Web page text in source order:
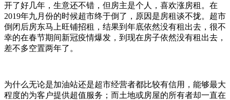
开了好几年，生意还不错，但房主是个人，喜欢涨房租。在
2019年九月份的时候超市终于倒了，原因是房租谈不拢。超市
倒闭后房东马上旺铺招租，结果到年底依然没有租出去，很不
幸的在春节期间新冠疫情爆发，到现在房子依然没有租出去，
差不多空置两年了。
为什么无论是加油站还是超市经营者都比较有信用，能够最大
程度的为客户提供超值服务；而土地或房屋的所有者却一直在